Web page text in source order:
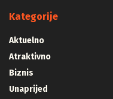
Kategorije
Aktuelno
Atraktivno
Biznis
Unaprijed